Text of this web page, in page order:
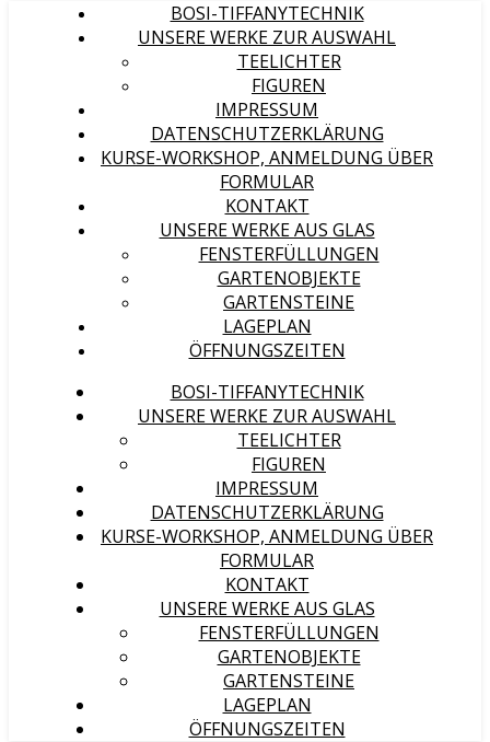
BOSI-TIFFANYTECHNIK
UNSERE WERKE ZUR AUSWAHL
TEELICHTER
FIGUREN
IMPRESSUM
DATENSCHUTZERKLÄRUNG
KURSE-WORKSHOP, ANMELDUNG ÜBER
FORMULAR
KONTAKT
UNSERE WERKE AUS GLAS
FENSTERFÜLLUNGEN
GARTENOBJEKTE
GARTENSTEINE
LAGEPLAN
ÖFFNUNGSZEITEN
BOSI-TIFFANYTECHNIK
UNSERE WERKE ZUR AUSWAHL
TEELICHTER
FIGUREN
IMPRESSUM
DATENSCHUTZERKLÄRUNG
KURSE-WORKSHOP, ANMELDUNG ÜBER
FORMULAR
KONTAKT
UNSERE WERKE AUS GLAS
FENSTERFÜLLUNGEN
GARTENOBJEKTE
GARTENSTEINE
LAGEPLAN
ÖFFNUNGSZEITEN